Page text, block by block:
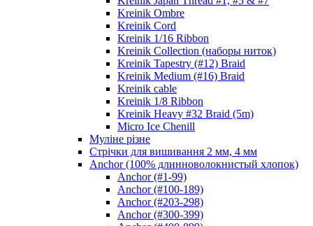
Kreinik Ombre
Kreinik Cord
Kreinik 1/16 Ribbon
Kreinik Collection (наборы ниток)
Kreinik Tapestry (#12) Braid
Kreinik Medium (#16) Braid
Kreinik cable
Kreinik 1/8 Ribbon
Kreinik Heavy #32 Braid (5m)
Micro Ice Chenill
Муліне різне
Стрічки для вишивання 2 мм, 4 мм
Anchor (100% длинноволокнистый хлопок)
Anchor (#1-99)
Anchor (#100-189)
Anchor (#203-298)
Anchor (#300-399)